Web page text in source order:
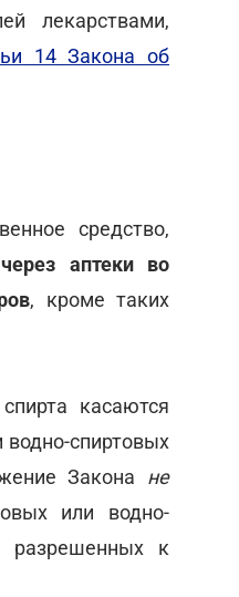
лекарствами,
14 Закона об
средство,
аптеки во
, кроме таких
касаются
водно-спиртовых
Закона не
или водно-
разрешенных к